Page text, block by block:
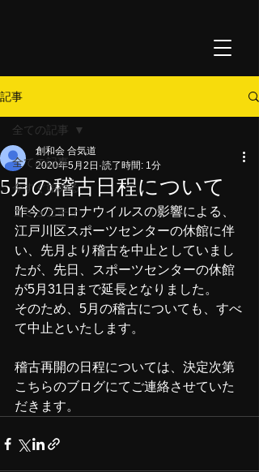
記事
全ての記事
今すぐ始める
コミュニティ
全ての記事
5月の稽古日程について
創和会 合気道
2020年5月2日 読了時間: 1分
昨今のコロナウイルスの影響による、
江戸川区スポーツセンターの休館に伴
い、先月より稽古を中止としていまし
たが、先日、スポーツセンターの休館
が5月31日まで延長となりました。
そのため、5月の稽古についても、すべ
て中止といたします。
稽古再開の日程については、決定次第
こちらのブログにてご連絡させていた
だきます。